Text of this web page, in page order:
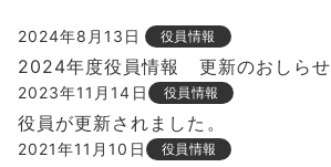
2024年8月13日 役員情報
2024年度役員情報 更新のおしらせ
2023年11月14日 役員情報
役員が更新されました。
2021年11月10日 役員情報